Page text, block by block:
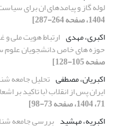
لوله گاز و پیامدهای ان برای
1404، صفحه 264-287]
اکبری، مهدی ارتباط هویت ملی و
حوزه های خاص دانشجویان
صفحه 105-128]
اکبریان، مصطفی تحلیل جامعه‌
ایران پس از انقلاب (با تاکید بر
71، 1404، صفحه 73-98]
اکبریه، مهشید بررسی جامعه‌